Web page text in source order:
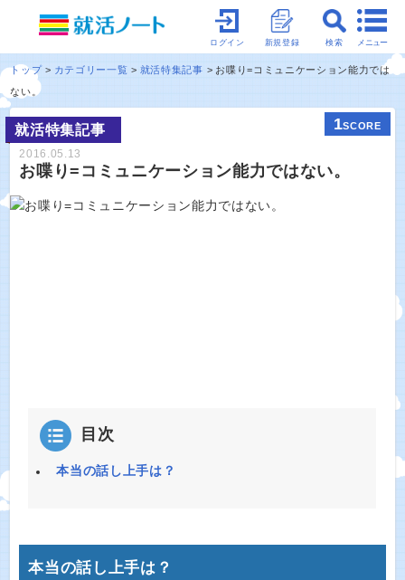
メニュー
検索
新規登録
ログイン
トップ カテゴリー一覧 就活特集記事
お喋り=コミュニケーション能力では
ない。
就活特集記事 1SCORE
2016.05.13
お喋り=コミュニケーション能力ではない。
目次
本当の話し上手は？
本当の話し上手は？